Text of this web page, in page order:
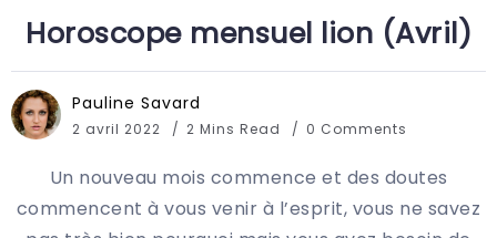
Horoscope mensuel lion (Avril)
Pauline Savard
2 avril 2022 2 Mins Read 0 Comments
Un nouveau mois commence et des doutes
commencent à vous venir à l’esprit, vous ne savez